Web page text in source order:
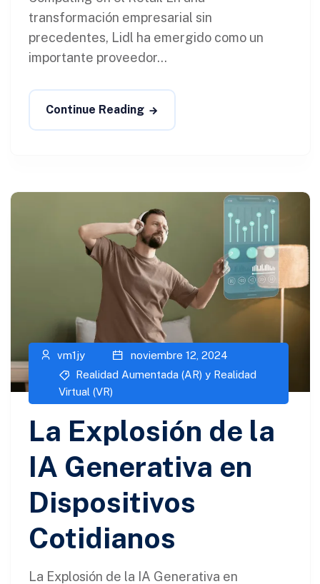
transformación empresarial sin
precedentes, Lidl ha emergido como un
importante proveedor...
Continue Reading
vm1jy
noviembre 12, 2024
Realidad Aumentada (AR) y Realidad
Virtual (VR)​
La Explosión de la
IA Generativa en
Dispositivos
Cotidianos
La Explosión de la IA Generativa en